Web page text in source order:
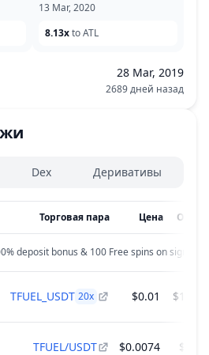
13 Mar, 2020
8.13xto ATL
28 Mar, 2019
2689 дней назад
Dex Деривативы
Торговая пара Цена
deposit bonus & 100 Free spins on sign up!
TFUEL_USDT 20x $0.01
TFUEL/USDT $0.0074